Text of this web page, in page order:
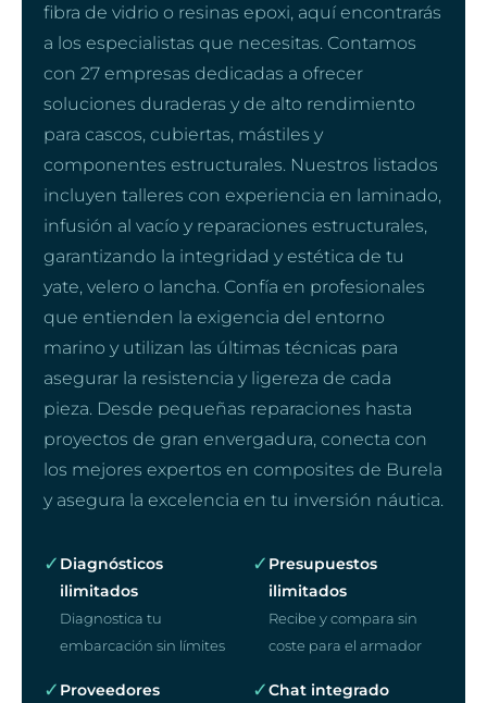
fibra de vidrio o resinas epoxi, aquí encontrarás
a los especialistas que necesitas. Contamos
con 27 empresas dedicadas a ofrecer
soluciones duraderas y de alto rendimiento
para cascos, cubiertas, mástiles y
componentes estructurales. Nuestros listados
incluyen talleres con experiencia en laminado,
infusión al vacío y reparaciones estructurales,
garantizando la integridad y estética de tu
yate, velero o lancha. Confía en profesionales
que entienden la exigencia del entorno
marino y utilizan las últimas técnicas para
asegurar la resistencia y ligereza de cada
pieza. Desde pequeñas reparaciones hasta
proyectos de gran envergadura, conecta con
los mejores expertos en composites de Burela
y asegura la excelencia en tu inversión náutica.
✓ Diagnósticos
ilimitados
Diagnostica tu
embarcación sin límites
✓ Presupuestos
ilimitados
Recibe y compara sin
coste para el armador
✓ Proveedores
✓Chat integrado